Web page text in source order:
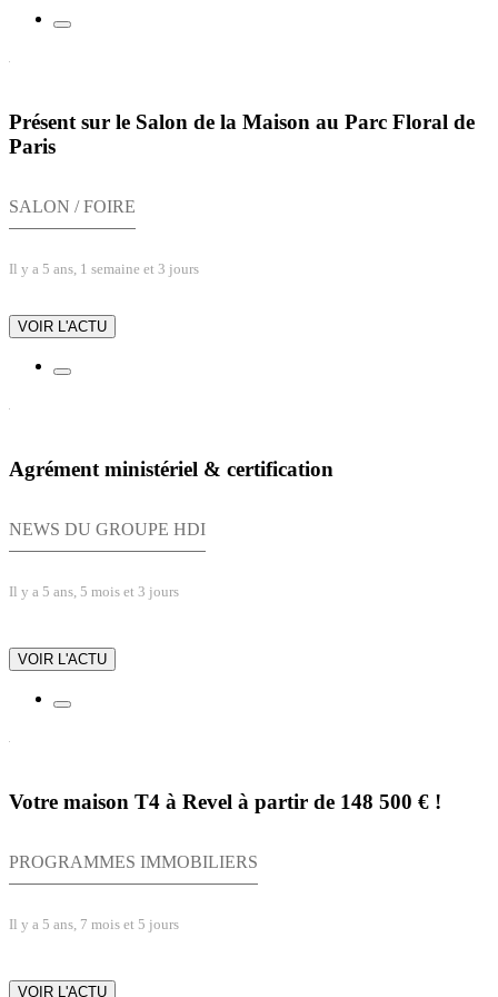
Présent sur le Salon de la Maison au Parc Floral de
Paris
SALON / FOIRE
Il y a 5 ans, 1 semaine et 3 jours
VOIR L'ACTU
Agrément ministériel & certification
NEWS DU GROUPE HDI
Il y a 5 ans, 5 mois et 3 jours
VOIR L'ACTU
Votre maison T4 à Revel à partir de 148 500 € !
PROGRAMMES IMMOBILIERS
Il y a 5 ans, 7 mois et 5 jours
VOIR L'ACTU